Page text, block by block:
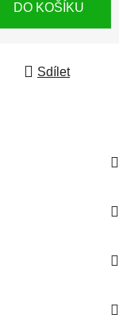
DO KOŠÍKU
Sdílet